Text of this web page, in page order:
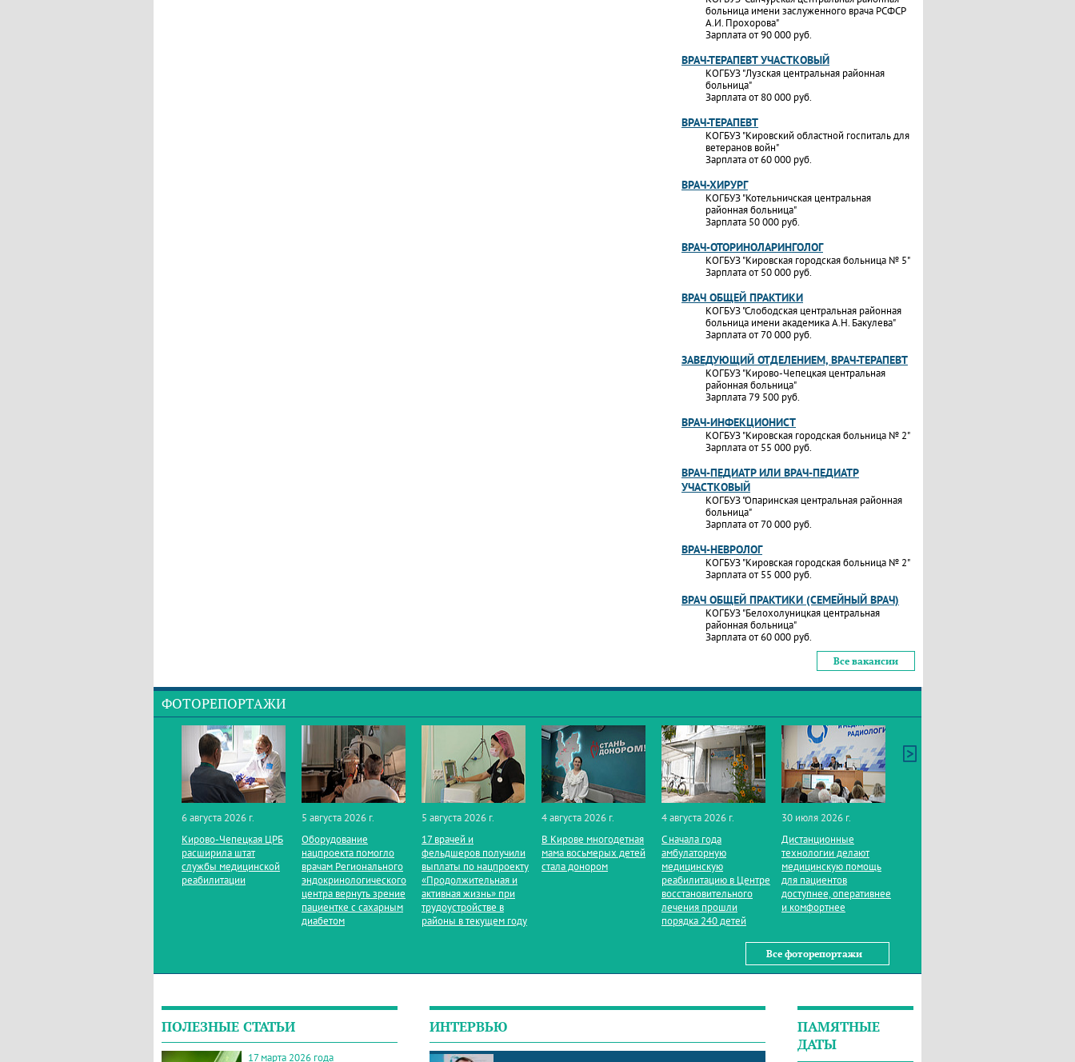
больница имени заслуженного врача РСФСР
А.И. Прохорова"
Зарплата от 90 000 руб.
ВРАЧ-ТЕРАПЕВТ УЧАСТКОВЫЙ
КОГБУЗ "Лузская центральная районная
больница"
Зарплата от 80 000 руб.
ВРАЧ-ТЕРАПЕВТ
КОГБУЗ "Кировский областной госпиталь для
ветеранов войн"
Зарплата от 60 000 руб.
ВРАЧ-ХИРУРГ
КОГБУЗ "Котельничская центральная
районная больница"
Зарплата 50 000 руб.
ВРАЧ-ОТОРИНОЛАРИНГОЛОГ
КОГБУЗ "Кировская городская больница № 5"
Зарплата от 50 000 руб.
ВРАЧ ОБЩЕЙ ПРАКТИКИ
КОГБУЗ "Слободская центральная районная
больница имени академика А.Н. Бакулева"
Зарплата от 70 000 руб.
ЗАВЕДУЮЩИЙ ОТДЕЛЕНИЕМ, ВРАЧ-ТЕРАПЕВТ
КОГБУЗ "Кирово-Чепецкая центральная
районная больница"
Зарплата 79 500 руб.
ВРАЧ-ИНФЕКЦИОНИСТ
КОГБУЗ "Кировская городская больница № 2"
Зарплата от 55 000 руб.
ВРАЧ-ПЕДИАТР ИЛИ ВРАЧ-ПЕДИАТР
УЧАСТКОВЫЙ
КОГБУЗ "Опаринская центральная районная
больница"
Зарплата от 70 000 руб.
ВРАЧ-НЕВРОЛОГ
КОГБУЗ "Кировская городская больница № 2"
Зарплата от 55 000 руб.
ВРАЧ ОБЩЕЙ ПРАКТИКИ (СЕМЕЙНЫЙ ВРАЧ)
КОГБУЗ "Белохолуницкая центральная
районная больница"
Зарплата от 60 000 руб.
Все вакансии
ФОТОРЕПОРТАЖИ
6 августа 2026 г.
Кирово‑Чепецкая ЦРБ
расширила штат
службы медицинской
реабилитации
5 августа 2026 г.
Оборудование
нацпроекта помогло
врачам Регионального
эндокринологического
центра вернуть зрение
пациентке с сахарным
диабетом
5 августа 2026 г.
17 врачей и
фельдшеров получили
выплаты по нацпроекту
«Продолжительная и
активная жизнь» при
трудоустройстве в
районы в текущем году
4 августа 2026 г.
В Кирове многодетная
мама восьмерых детей
стала донором
4 августа 2026 г.
С начала года
амбулаторную
медицинскую
реабилитацию в Центре
восстановительного
лечения прошли
порядка 240 детей
30 июля 2026 г.
Дистанционные
технологии делают
медицинскую помощь
для пациентов
доступнее, оперативнее
и комфортнее
Все фоторепортажи
ПОЛЕЗНЫЕ СТАТЬИ
17 марта 2026 года
ИНТЕРВЬЮ
ПАМЯТНЫЕ
ДАТЫ